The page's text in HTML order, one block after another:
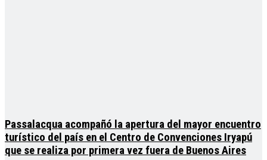
Passalacqua acompañó la apertura del mayor encuentro
turístico del país en el Centro de Convenciones Iryapú
que se realiza por primera vez fuera de Buenos Aires